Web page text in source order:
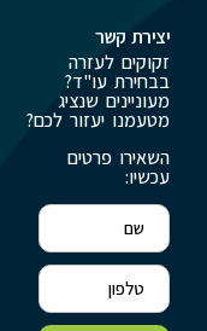
יצירת קשר
זקוקים לעזרה
בבחירת עו"ד?
מעוניינים שנציג
מטעמנו יעזור לכם?
השאירו פרטים
עכשיו: